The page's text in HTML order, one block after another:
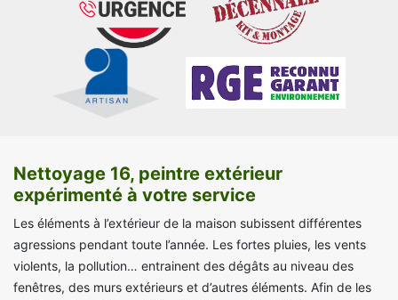
Nettoyage 16, peintre extérieur
expérimenté à votre service
Les éléments à l’extérieur de la maison subissent différentes
agressions pendant toute l’année. Les fortes pluies, les vents
violents, la pollution… entrainent des dégâts au niveau des
fenêtres, des murs extérieurs et d’autres éléments. Afin de les